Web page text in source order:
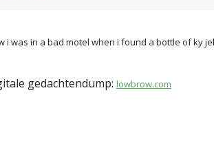
i was in a bad motel when i found a bottle of ky
gedachtendump: lowbrow.com